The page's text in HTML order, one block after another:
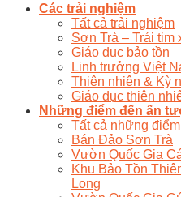
Các trải nghiệm
Tất cả trải nghiệm
Sơn Trà – Trái tim
Giáo dục bảo tồn
Linh trưởng Việt
Thiên nhiên & Kỳ
Giáo dục thiên
Những điểm đến ấn
Tất cả những
Bán Đảo Sơn Trà
Vườn Quốc Gia
Khu Bảo Tồn
Long